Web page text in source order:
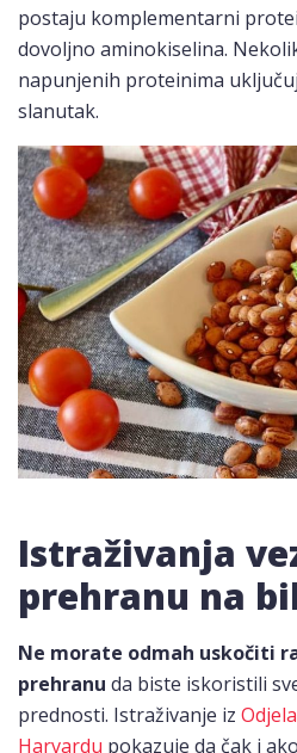
postaju komplementarni
dovoljno aminokiselina.
napunjenih proteinima
slanutak.
Istraživanja
prehranu na
Ne morate odmah uskočiti
prehranu da biste iskoristili
prednosti. Istraživanje iz
Harvardu pokazuje da čak i